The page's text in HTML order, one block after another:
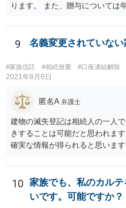
ります。 また、贈与については
9 名義変更されていな
#家族信託 #相続放棄 #口座凍結解除
2021年8月6日
匿名A 弁護士
建物の滅失登記は相続人の一人
きすることは可能だと思われま
確実な情報が得られると思います
10
家族でも、私のカル
いです。可能ですか？